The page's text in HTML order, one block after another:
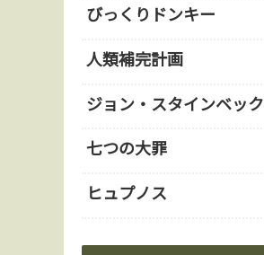
びっくりドンキー
人類補完計画
ジョン・スタインベック
七つの大罪
ヒュプノス